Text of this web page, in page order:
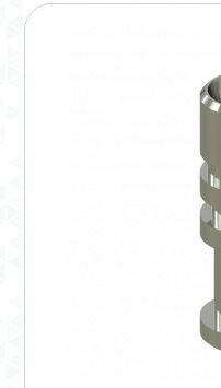
Distribuidores
Instrucciones de uso (ESP)
Instructions for Use (ENG)